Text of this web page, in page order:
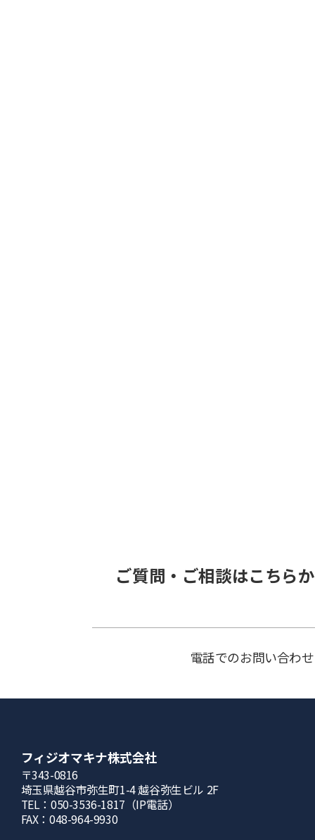
ご質問・ご相談はこちら
電話でのお問い合わ
フィジオマキナ株式会社
〒343-0816
埼⽟県越⾕市弥⽣町1-4 越⾕弥⽣ビル 2F
TEL：050-3536-1817（IP電話）
FAX：048-964-9930